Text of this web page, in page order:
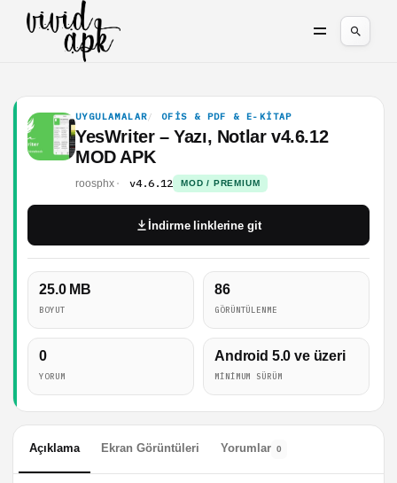
UYGULAMALAR OFIS & PDF & E-KITAP
YesWriter – Yazı, Notlar v4.6.12
MOD APK
roosphx v4.6.12 MOD / PREMIUM
25.0 MB
BOYUT
86
GÖRÜNTÜLENME
0
YORUM
Android 5.0 ve üzeri
MINIMUM SÜRÜM
İndirme linklerine git
Açıklama Ekran Görüntüleri Yorumlar 0